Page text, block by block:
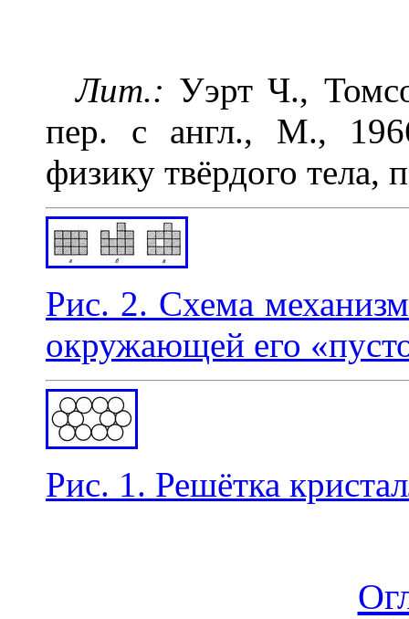
Лит.: Уэрт Ч.,
пер. с англ., М.,
физику твёрдого тела,
Рис. 2. Схема
окружающей его
Рис. 1. Решётка